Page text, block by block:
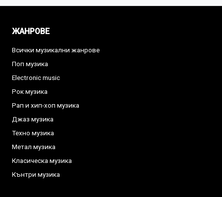
ЖАНРОВЕ
Всички музикални жанрове
Поп музика
Electronic music
Рок музика
Рап и хип-хоп музика
Джаз музика
Техно музика
Метал музика
Класическа музика
Кънтри музика